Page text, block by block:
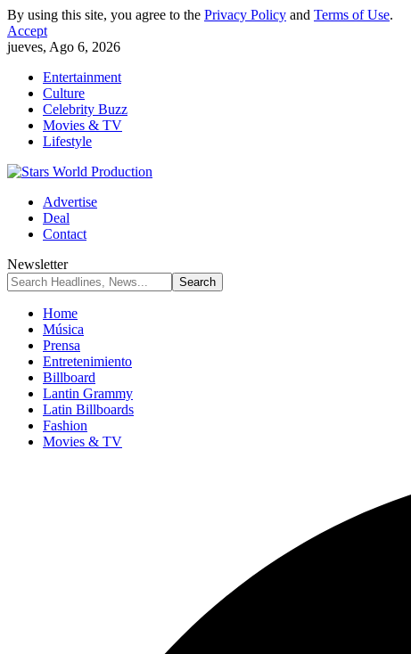
By using this site, you agree to the Privacy Policy and Terms of Use.
Accept
jueves, Ago 6, 2026
Entertainment
Culture
Celebrity Buzz
Movies & TV
Lifestyle
Advertise
Deal
Contact
Newsletter
Home
Música
Prensa
Entretenimiento
Billboard
Lantin Grammy
Latin Billboards
Fashion
Movies & TV